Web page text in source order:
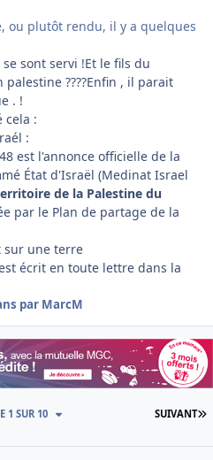
ou plutôt rendu, il y a quelques
sont servi !Et le fils du
????Enfin , il parait
. !
cela :
:
est l'annonce officielle de la
État d'Israël (Medinat Israel
de la Palestine du
par le Plan de partage de la
sur une terre
écrit en toute lettre dans la
par MarcM
SUIVANT
1 SUR 10